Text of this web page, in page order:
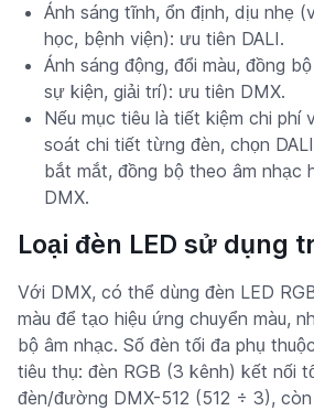
Ánh sáng tĩnh, ổn định, dịu nhẹ
học, bệnh viện): ưu tiên DALI.
Ánh sáng động, đổi màu, đồng
sự kiện, giải trí): ưu tiên DMX.
Nếu mục tiêu là tiết kiệm chi phí
soát chi tiết từng đèn, chọn
bắt mắt, đồng bộ theo âm nhạc
DMX.
Loại đèn LED sử dụng
Với DMX, có thể dùng đèn LED
màu để tạo hiệu ứng chuyển màu,
bộ âm nhạc. Số đèn tối đa phụ
tiêu thụ: đèn RGB (3 kênh) kết nối
đèn/đường DMX-512 (512 ÷ 3),